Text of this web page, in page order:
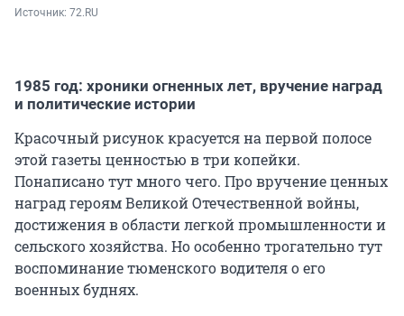
Источник: 72.RU
1985 год: хроники огненных лет, вручение наград
и политические истории
Красочный рисунок красуется на первой полосе
этой газеты ценностью в три копейки.
Понаписано тут много чего. Про вручение ценных
наград героям Великой Отечественной войны,
достижения в области легкой промышленности и
сельского хозяйства. Но особенно трогательно тут
воспоминание тюменского водителя о его
военных буднях.